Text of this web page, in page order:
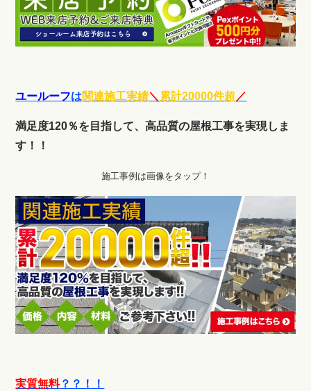
ユールーフは関連施工実績＼ 累計20000件超 ／
満足度120％を目指して、高品質の屋根工事を実現しま
す！！
施工事例は画像をタップ！
実質無料？？！！